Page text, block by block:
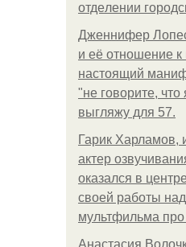
oтдeлeнии
Дженнифер
и её отношение к
настоящий
"не говорите, что
выгляжу для 57.
Гарик Харламов,
актер
оказался в
своей работы над
мультфильма про
Анастасия